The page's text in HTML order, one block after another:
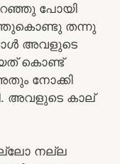
പോയി
തന്നു
അവളുടെ
കൊണ്ട്
നോക്കി
അവളുടെ കാല്
നല്ല